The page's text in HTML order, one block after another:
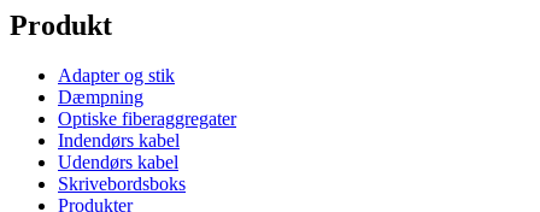
Produkt
Adapter og stik
Dæmpning
Optiske fiberaggregater
Indendørs kabel
Udendørs kabel
Skrivebordsboks
Produkter